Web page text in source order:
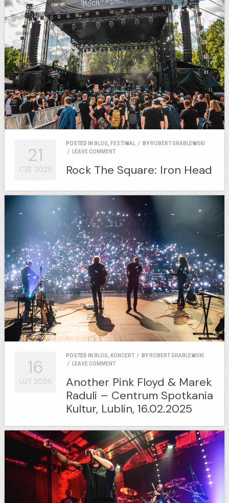
POSTED IN BLOG FESTIWAL / BY ROBERT GRABLEWSKI
/
LEAVE COMMENT
Rock The Square: Iron Head
21
CZE2025
POSTED IN BLOG KONCERT / BY ROBERT GRABLEWSKI
/
LEAVE COMMENT
Another Pink Floyd & Marek
Raduli – Centrum Spotkania
Kultur, Lublin, 16.02.2025
16
LUT2025